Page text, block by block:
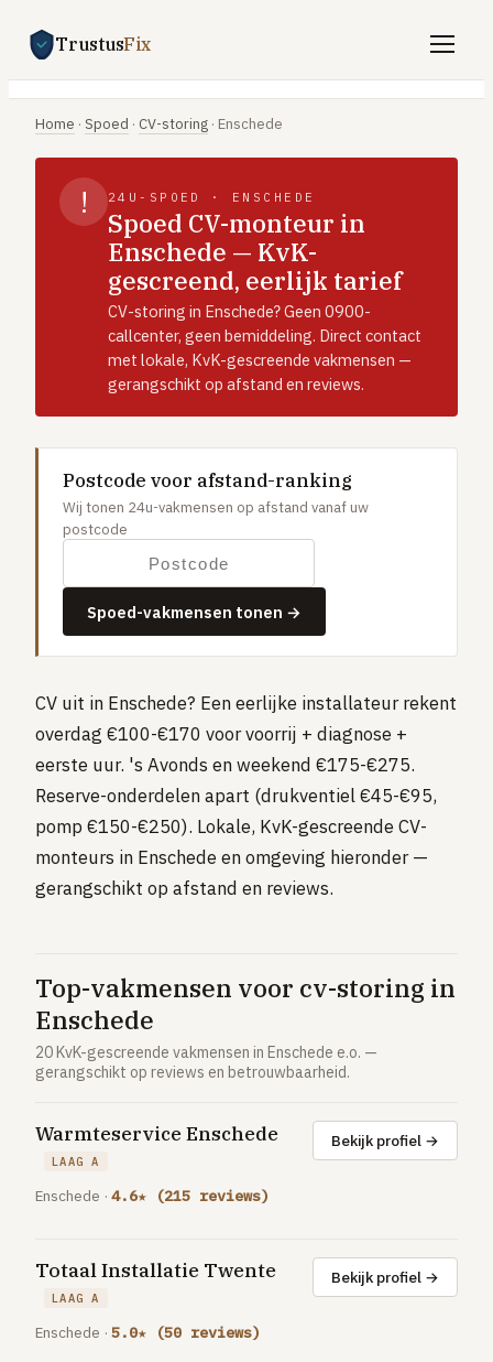
TrustusFix
Gratis offertes aanvragen
Vind een vakman
Klussen
SPOED 24/7
CV-storing
Airco-storing
Warmtepomp-storing
Afvoer verstopt
Gaslucht
Buitengesloten
VERBOUW
Badkamer renovatie
Keuken vervangen
Dakkapel plaatsen
Dak renovatie
Tuin aanleg of renovatie
VERWARMING & KLIMAAT
Vloerverwarming aanleggen
Thermostaat installeren
Spouwmuur isoleren
Groepenkast vervangen
Elektra uitbreiden
Home · Spoed · CV-storing · Enschede
! 24U-SPOED · ENSCHEDE
Spoed CV-monteur in
Enschede — KvK-
gescreend, eerlijk tarief
CV-storing in Enschede? Geen 0900-
callcenter, geen bemiddeling. Direct contact
met lokale, KvK-gescreende vakmensen —
gerangschikt op afstand en reviews.
Postcode voor afstand-ranking
Wij tonen 24u-vakmensen op afstand vanaf uw
postcode
Spoed-vakmensen tonen →
CV uit in Enschede? Een eerlijke installateur rekent
overdag €100-€170 voor voorrij + diagnose +
eerste uur. 's Avonds en weekend €175-€275.
Reserve-onderdelen apart (drukventiel €45-€95,
pomp €150-€250). Lokale, KvK-gescreende CV-
monteurs in Enschede en omgeving hieronder —
gerangschikt op afstand en reviews.
Top-vakmensen voor cv-storing in
Enschede
20 KvK-gescreende vakmensen in Enschede e.o. —
gerangschikt op reviews en betrouwbaarheid.
Warmteservice Enschede
LAAG A
Enschede · 4.6★ (215 reviews)
Bekijk profiel →
Totaal Installatie Twente
LAAG A
Enschede · 5.0★ (50 reviews)
Bekijk profiel →